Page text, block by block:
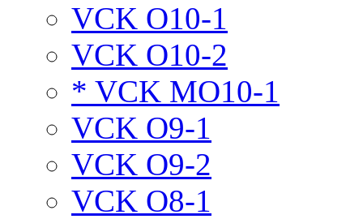
VCK O10-1
VCK O10-2
* VCK MO10-1
VCK O9-1
VCK O9-2
VCK O8-1